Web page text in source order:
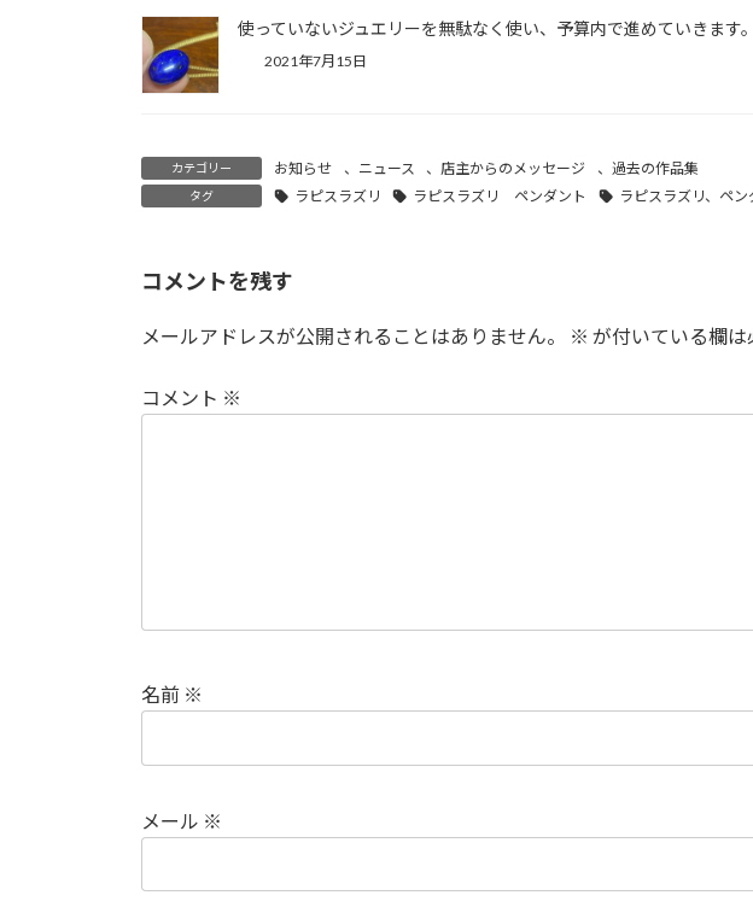
使っていないジュエリーを無駄なく使い、予算内で進めていきます。
2021年7月15日
カテゴリー お知らせ 、 ニュース 、 店主からのメッセージ 、 過去の作品集
タグ ラピスラズリ ラピスラズリ ペンダント ラピスラズリ、ペ
コメントを残す
メールアドレスが公開されることはありません。 ※ が付いている欄は
コメント ※
名前 ※
メール ※